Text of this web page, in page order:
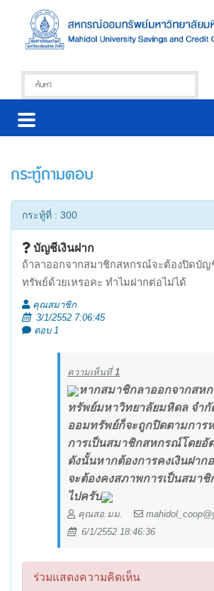
กระทู้ถามตอบ
กระทู้ที่ : 300
บัญชีเงินฝาก
ถ้าลาออกจากสมาชิกสหกรณ์จะต้องปิดบัญ
ทรัพย์ด้วยเหรอคะ ทำไมฝากต่อไม่ได้
คุณสมาชิก
3/1/2552 7:06:45
ตอบ 1
ความเห็นที่1
หากสมาชิกลาออกจากสห
ทรัพย์มหาวิทยาลัยมหิดล จำกั
ออมทรัพย์ก็จะถูกปิดตามการ
การเป็นสมาชิกสหกรณ์โดยอั
ดังนั้นหากต้องการคงเงินฝาก
จะต้องคงสภาพการเป็นสมา
ไปครับ
คุณสอ.มม.
6/1/2552 18:46:36
ร่วมแสดงความคิดเห็น